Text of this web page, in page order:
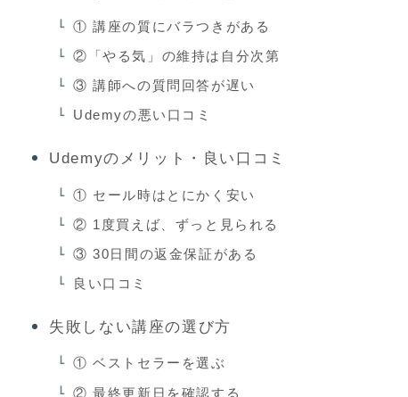
① 講座の質にバラつきがある
②「やる気」の維持は自分次第
③ 講師への質問回答が遅い
Udemyの悪い口コミ
Udemyのメリット・良い口コミ
① セール時はとにかく安い
② 1度買えば、ずっと見られる
③ 30日間の返金保証がある
良い口コミ
失敗しない講座の選び方
① ベストセラーを選ぶ
② 最終更新日を確認する